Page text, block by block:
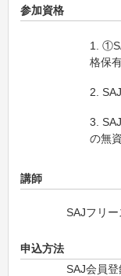
参加資格
格保
の無
講師
SAJフリ
申込方法
SAJ会員